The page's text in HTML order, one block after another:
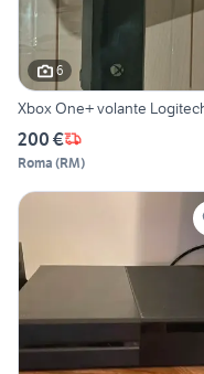
6
Xbox One+ volante
200 €
Roma (RM)